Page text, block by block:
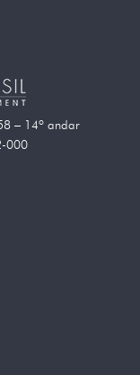
– 14º andar
000